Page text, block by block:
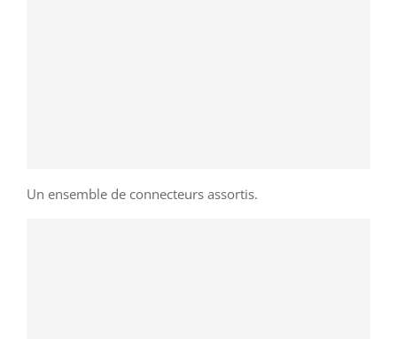
Un ensemble de connecteurs assortis.